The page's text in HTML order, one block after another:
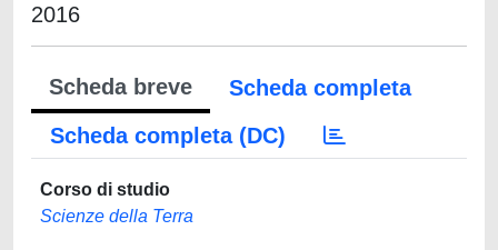
2016
Scheda breve
Scheda completa
Scheda completa (DC)
Corso di studio
Scienze della Terra